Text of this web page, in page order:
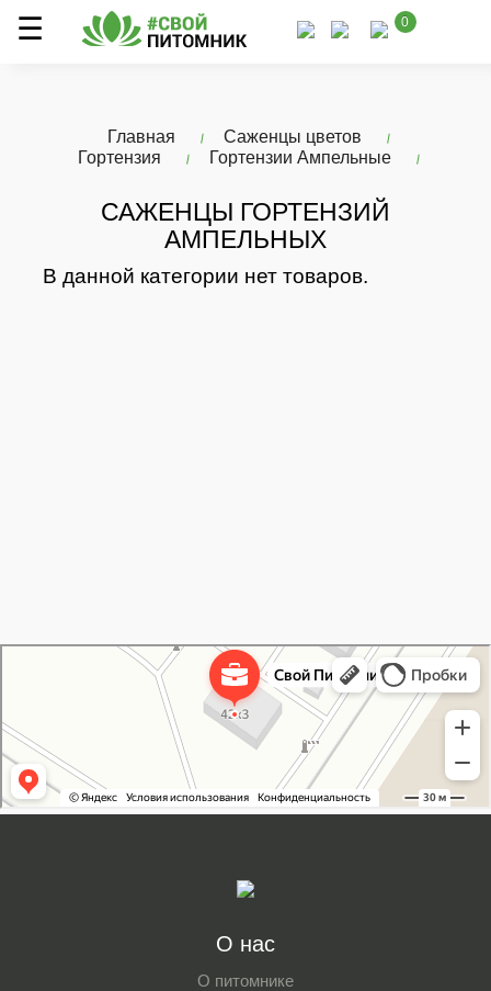
0
Главная
Саженцы цветов
Гортензия
Гортензии Ампельные
САЖЕНЦЫ ГОРТЕНЗИЙ
АМПЕЛЬНЫХ
В данной категории нет товаров.
Питомник растений в Москве
О нас
О питомнике